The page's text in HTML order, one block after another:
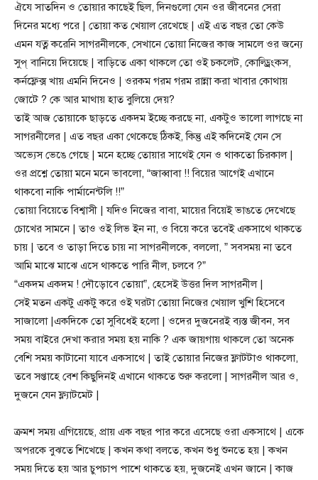
ঐযে সাতদিন ও তোয়ার কাছেই ছিল, দিনগুলো যেন ওর জীবনের সেরা
দিনের মধ্যে পরে | তোয়া কত খেয়াল রেখেছে | এই এত বছর তো কেউ
এমন যত্ন করেনি সাগরনীলকে, সেখানে তোয়া নিজের কাজ সামলে ওর জন্যে
সুপ্ বানিয়ে দিয়েছে | বাড়িতে একা থাকলে তো ওই চকলেট, কোল্ড্রিংকস,
কর্নফ্লেক্স খায় এমনি দিনেও | ওরকম গরম গরম রান্না করা খাবার কোথায়
জোটে ? কে আর মাথায় হাত বুলিয়ে দেয়?
তাই আজ তোয়াকে ছাড়তে একদম ইচ্ছে করছে না, একটুও ভালো লাগছে না
সাগরনীলের | এত বছর একা থেকেছে ঠিকই, কিন্তু এই কদিনেই যেন সে
অভ্যেস ভেঙে গেছে | মনে হচ্ছে তোয়ার সাথেই যেন ও থাকতো চিরকাল |
ওর প্রশ্নে তোয়া মনে মনে ভাবলো, “জাব্বাবা !! বিয়ের আগেই এখানে
থাকবো নাকি পার্মানেন্টলি !!”
তোয়া বিয়েতে বিশ্বাসী | যদিও নিজের বাবা, মায়ের বিয়েই ভাঙতে দেখেছে
চোখের সামনে | তাও ওই লিভ ইন না, ও বিয়ে করে তবেই একসাথে থাকতে
চায় | তবে ও তাড়া দিতে চায় না সাগরনীলকে, বললো, ” সবসময় না তবে
আমি মাঝে মাঝে এসে থাকতে পারি নীল, চলবে ?”
“একদম একদম ! দৌড়োবে তোয়া”, হেসেই উত্তর দিল সাগরনীল |
সেই মতন একটু একটু করে ওই ঘরটা তোয়া নিজের খেয়াল খুশি হিসেবে
সাজালো |একদিকে তো সুবিধেই হলো | ওদের দুজনেরই ব্যস্ত জীবন, সব
সময় বাইরে দেখা করার সময় হয় নাকি ? এক জায়গায় থাকলে তো অনেক
বেশি সময় কাটানো যাবে একসাথে | তাই তোয়ার নিজের ফ্লাটটাও থাকলো,
তবে সপ্তাহে বেশ কিছুদিনই এখানে থাকতে শুরু করলো | সাগরনীল আর ও,
দুজনে যেন ফ্ল্যাটমেট |
ক্রমশ সময় এগিয়েছে, প্রায় এক বছর পার করে এসেছে ওরা একসাথে | একে
অপরকে বুঝতে শিখেছে | কখন কথা বলতে, কখন শুধু শুনতে হয় | কখন
সময় দিতে হয় আর চুপচাপ পাশে থাকতে হয়, দুজনেই এখন জানে | কাজ